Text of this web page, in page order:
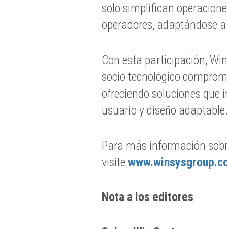
solo simplifican
operadores, adaptándose
Con esta participación,
socio tecnológico
ofreciendo soluciones que
usuario y diseño adaptable.
Para más información
visite
Nota a los editores